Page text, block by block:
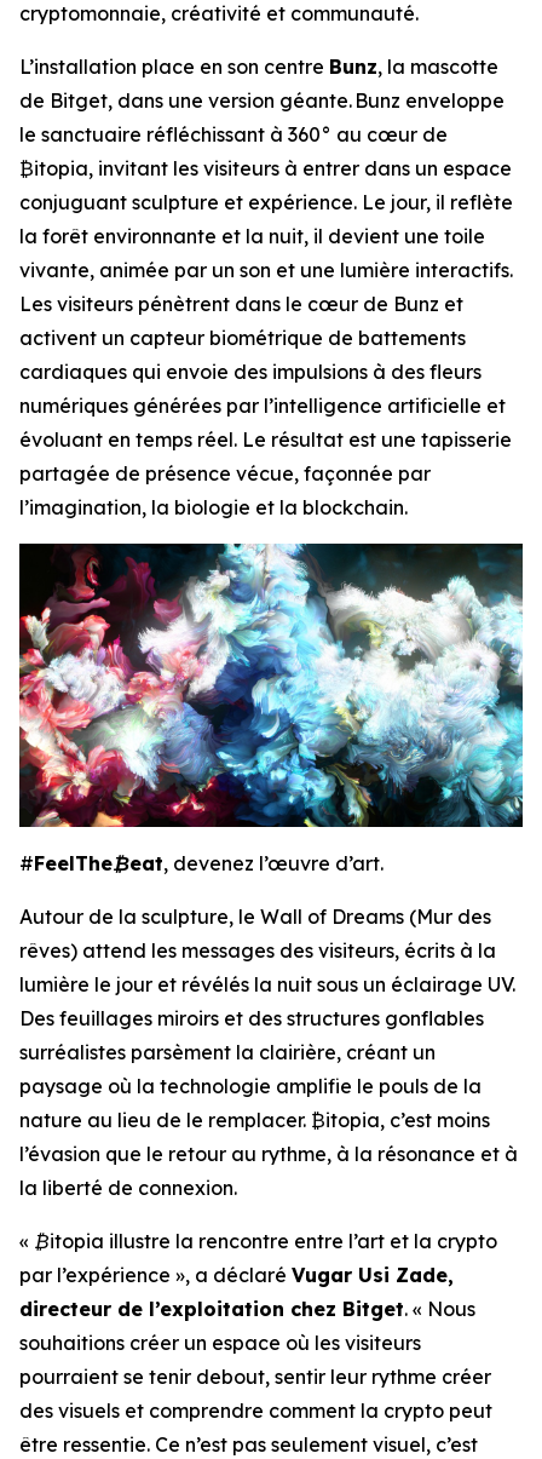
cryptomonnaie, créativité et communauté.
L’installation place en son centre Bunz, la mascotte
de Bitget, dans une version géante. Bunz enveloppe
le sanctuaire réfléchissant à 360° au cœur de
₿itopia, invitant les visiteurs à entrer dans un espace
conjuguant sculpture et expérience. Le jour, il reflète
la forêt environnante et la nuit, il devient une toile
vivante, animée par un son et une lumière interactifs.
Les visiteurs pénètrent dans le cœur de Bunz et
activent un capteur biométrique de battements
cardiaques qui envoie des impulsions à des fleurs
numériques générées par l’intelligence artificielle et
évoluant en temps réel. Le résultat est une tapisserie
partagée de présence vécue, façonnée par
l’imagination, la biologie et la blockchain.
#FeelThe₿eat, devenez l’œuvre d’art.
Autour de la sculpture, le Wall of Dreams (Mur des
rêves) attend les messages des visiteurs, écrits à la
lumière le jour et révélés la nuit sous un éclairage UV.
Des feuillages miroirs et des structures gonflables
surréalistes parsèment la clairière, créant un
paysage où la technologie amplifie le pouls de la
nature au lieu de le remplacer. ₿itopia, c’est moins
l’évasion que le retour au rythme, à la résonance et à
la liberté de connexion.
« ₿itopia illustre la rencontre entre l’art et la crypto
par l’expérience », a déclaré Vugar Usi Zade,
directeur de l’exploitation chez Bitget. « Nous
souhaitions créer un espace où les visiteurs
pourraient se tenir debout, sentir leur rythme créer
des visuels et comprendre comment la crypto peut
être ressentie. Ce n’est pas seulement visuel, c’est